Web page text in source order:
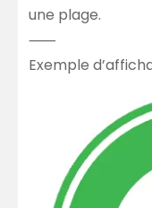
une plage.
⸺
Exemple